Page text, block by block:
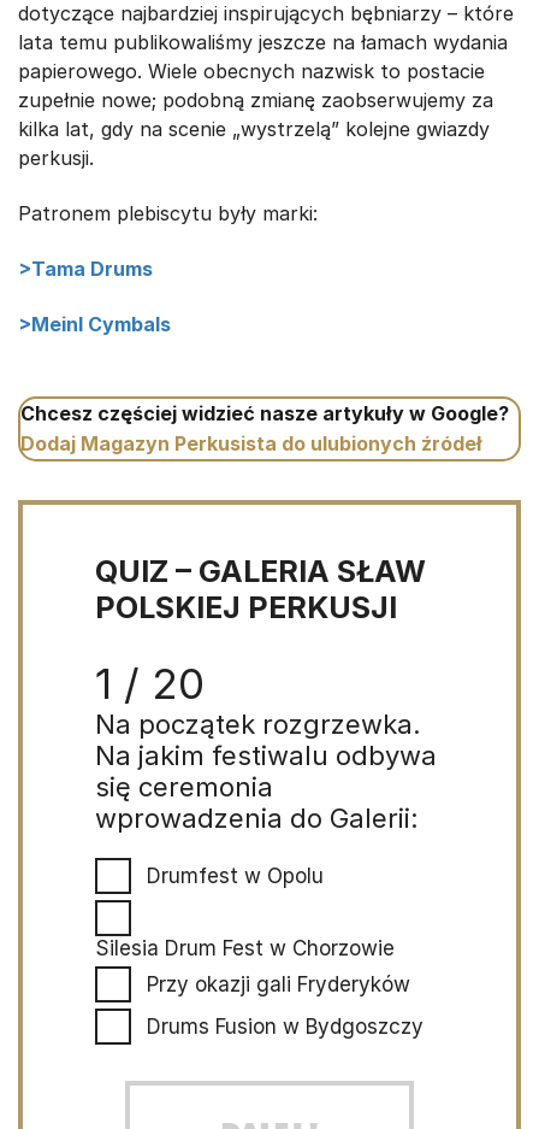
dotyczące najbardziej inspirujących bębniarzy – które
lata temu publikowaliśmy jeszcze na łamach wydania
papierowego. Wiele obecnych nazwisk to postacie
zupełnie nowe; podobną zmianę zaobserwujemy za
kilka lat, gdy na scenie „wystrzelą” kolejne gwiazdy
perkusji.
Patronem plebiscytu były marki:
>Tama Drums
>Meinl Cymbals
Chcesz częściej widzieć nasze artykuły w Google?
Dodaj Magazyn Perkusista do ulubionych źródeł
QUIZ – GALERIA SŁAW
POLSKIEJ PERKUSJI
1 / 20
Na początek rozgrzewka.
Na jakim festiwalu odbywa
się ceremonia
wprowadzenia do Galerii:
Drumfest w Opolu
Silesia Drum Fest w Chorzowie
Przy okazji gali Fryderyków
Drums Fusion w Bydgoszczy